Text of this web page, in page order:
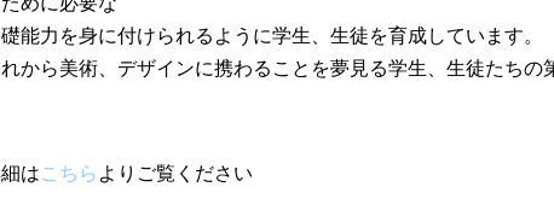
能力を身に付けられるように学生、生徒を育成しています。
から美術、デザインに携わることを夢見る学生、生徒たちの
はこちら よりご覧ください